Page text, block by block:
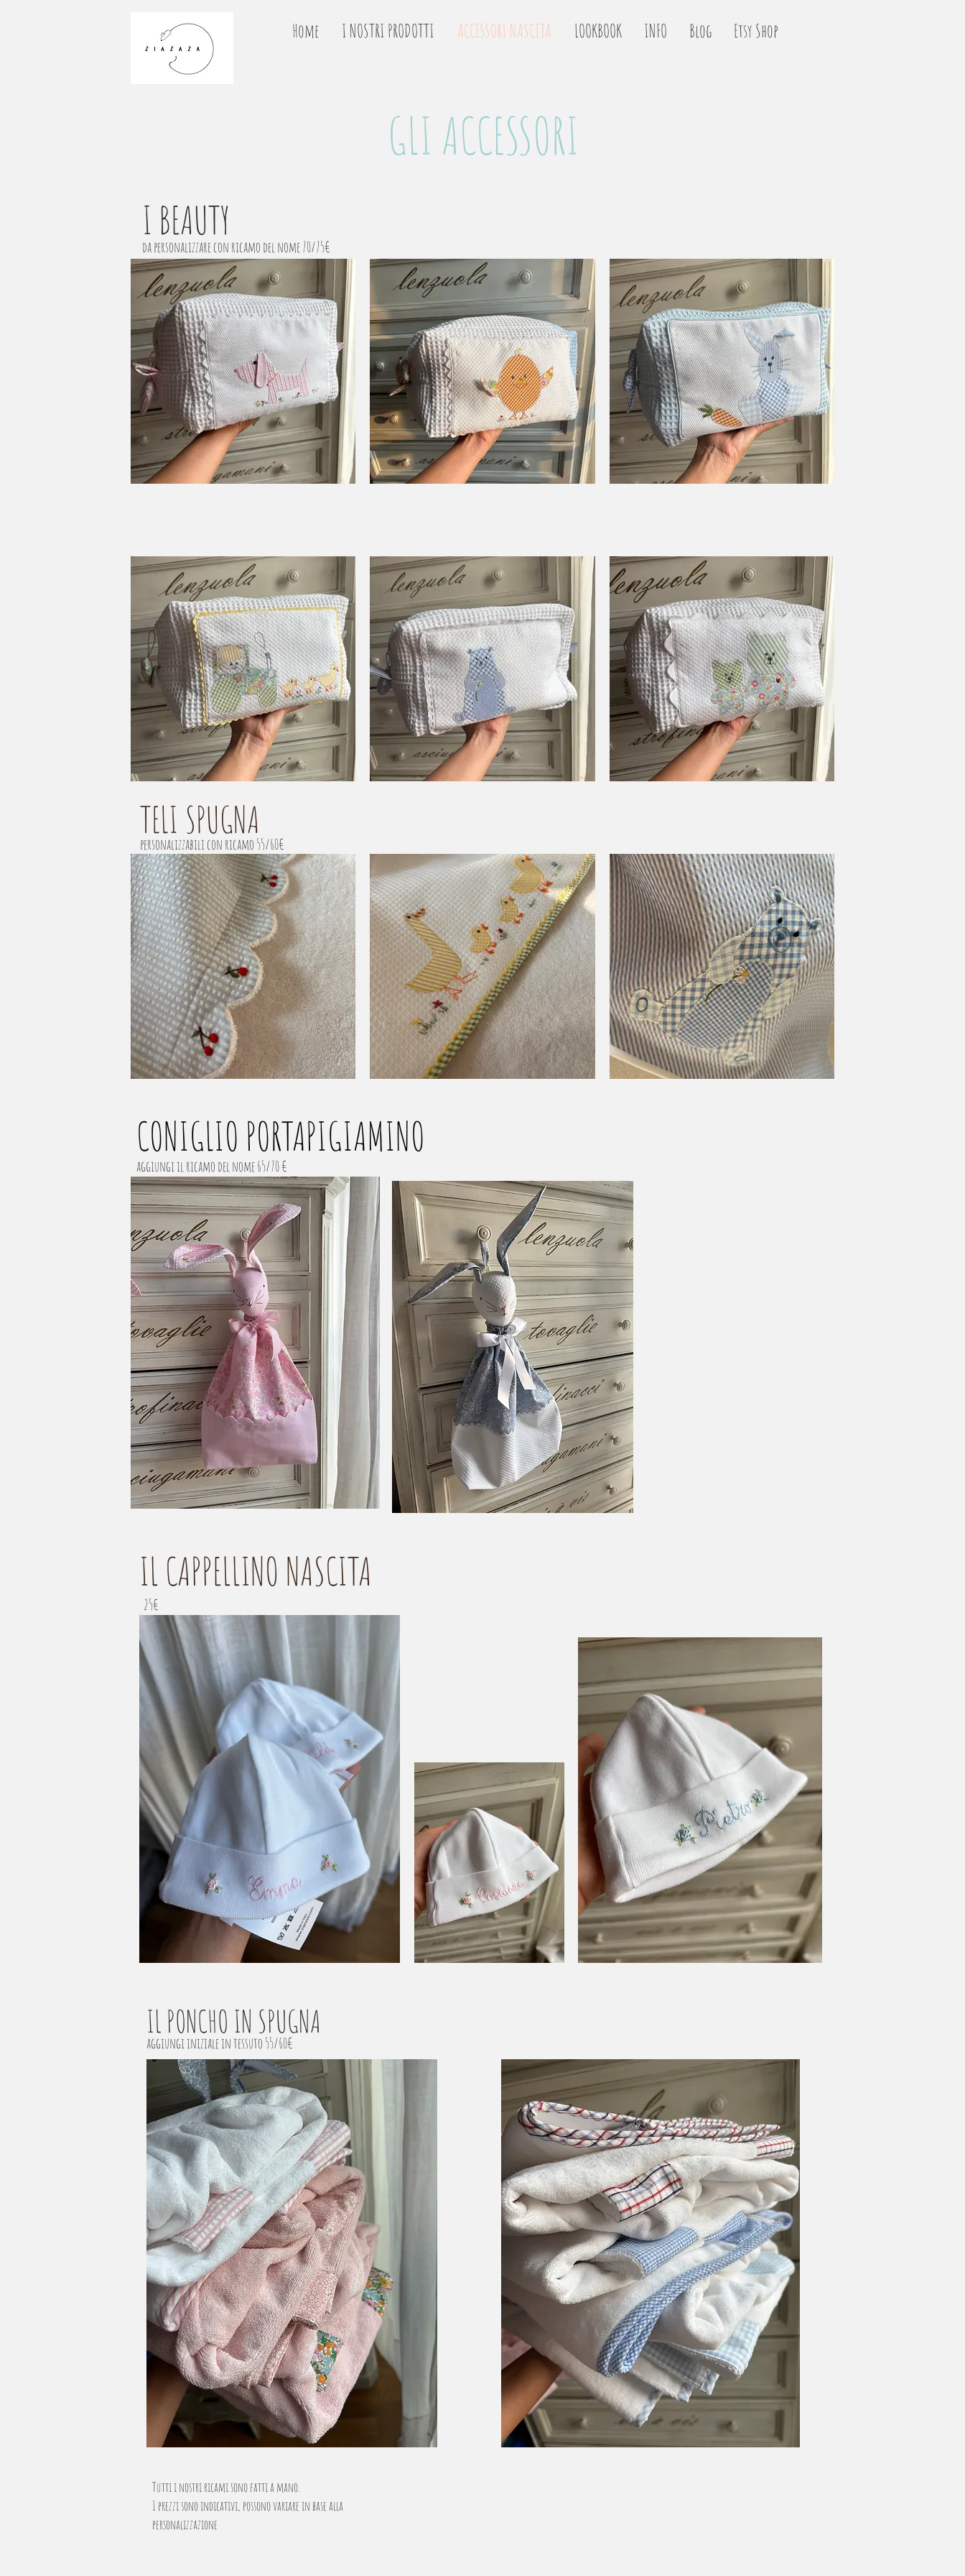
Home I NOSTRI PRODOTTI ACCESSORI NASCITA LOOKBOOK INFO Blog Etsy Shop
GLI ACCESSORI
I BEAUTY
da personalizzare con ricamo del nome 70/75€
TELI SPUGNA
CONIGLIO PORTAPIGIAMINO
personalizzabili con ricamo 55/60€
aggiungi il ricamo del nome 65/70 €
IL CAPPELLINO NASCITA
25€
IL PONCHO IN SPUGNA
aggiungi iniziale in tessuto 55/60€
Tutti i nostri ricami sono fatti a mano.
I prezzi sono indicativi, possono variare in base alla
personalizzazione